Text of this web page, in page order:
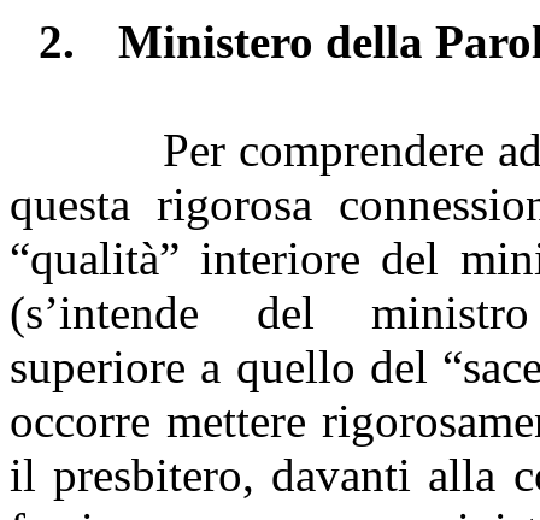
2. Ministero della
Per comprendere
questa rigorosa
“qualità” interiore del
(s’intende del
superiore a quello del
occorre mettere
il presbitero, davanti alla